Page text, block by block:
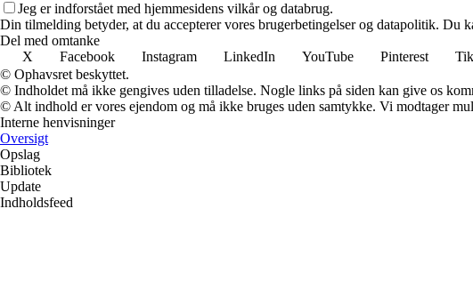
Jeg er indforstået med hjemmesidens vilkår og databrug.
Din tilmelding betyder, at du accepterer vores brugerbetingelser og datapolitik. Du
Del med omtanke
X
Facebook Instagram LinkedIn YouTube Pinterest
© Ophavsret beskyttet.
© Indholdet må ikke gengives uden tilladelse. Nogle links på siden kan give os
© Alt indhold er vores ejendom og må ikke bruges uden samtykke. Vi modtager
Interne henvisninger
Oversigt
Opslag
Bibliotek
Update
Indholdsfeed